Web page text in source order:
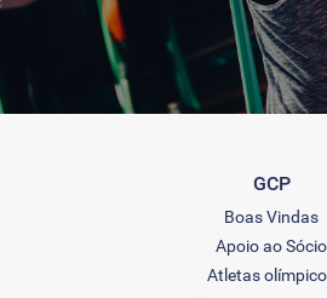
GCP
Boas Vindas
Apoio ao Sócio
Atletas